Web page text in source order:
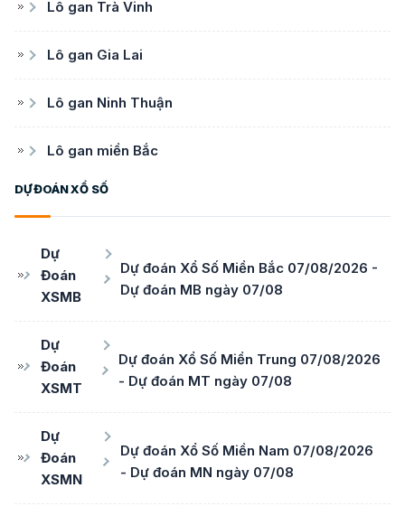
Lô gan Trà Vinh
Lô gan Gia Lai
Lô gan Ninh Thuận
Lô gan miền Bắc
DỰ ĐOÁN XỔ SỐ
Dự
Đoán
XSMB
Dự đoán Xổ Số Miền Bắc 07/08/2026 -
Dự đoán MB ngày 07/08
Dự
Đoán
XSMT
Dự đoán Xổ Số Miền Trung 07/08/2026
- Dự đoán MT ngày 07/08
Dự
Đoán
XSMN
Dự đoán Xổ Số Miền Nam 07/08/2026
- Dự đoán MN ngày 07/08